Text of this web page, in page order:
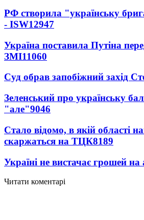
РФ створила "українську
- ISW12947
Україна поставила Путіна
ЗМІ11060
Суд обрав запобіжний захід
Зеленський про українську
"але"9046
Стало відомо, в якій області
скаржаться на ТЦК8189
Україні не вистачає грошей на
Читати коментарі